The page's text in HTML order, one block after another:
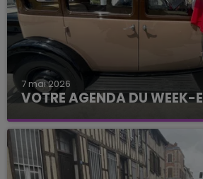
7 mai 2026
VOTRE AGENDA DU WEEK-